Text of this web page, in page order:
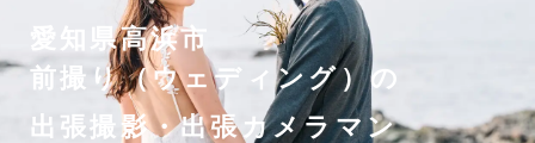
愛知県高浜市
前撮り（ウェディング）の
出張撮影・出張カメラマン